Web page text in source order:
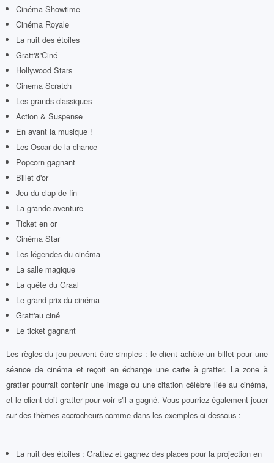
Cinéma Showtime
Cinéma Royale
La nuit des étoiles
Gratt'&'Ciné
Hollywood Stars
Cinema Scratch
Les grands classiques
Action & Suspense
En avant la musique !
Les Oscar de la chance
Popcorn gagnant
Billet d'or
Jeu du clap de fin
La grande aventure
Ticket en or
Cinéma Star
Les légendes du cinéma
La salle magique
La quête du Graal
Le grand prix du cinéma
Gratt'au ciné
Le ticket gagnant
Les règles du jeu peuvent être simples : le client achète un billet pour une
séance de cinéma et reçoit en échange une carte à gratter. La zone à
gratter pourrait contenir une image ou une citation célèbre liée au cinéma,
et le client doit gratter pour voir s'il a gagné. Vous pourriez également jouer
sur des thèmes accrocheurs comme dans les exemples ci-dessous :
La nuit des étoiles : Grattez et gagnez des places pour la projection en